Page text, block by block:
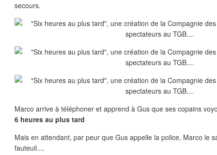
secours.
Marco arrive à téléphoner et apprend à Gus que ses copains
6 heures au plus tard
Mais en attendant, par peur que Gus appelle la police, Marco le
fauteuil....